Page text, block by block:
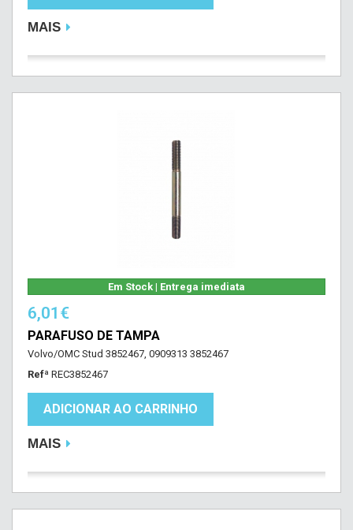
MAIS
Em Stock | Entrega imediata
6,01€
PARAFUSO DE TAMPA
Volvo/OMC Stud 3852467, 0909313 3852467
Refª REC3852467
ADICIONAR AO CARRINHO
MAIS